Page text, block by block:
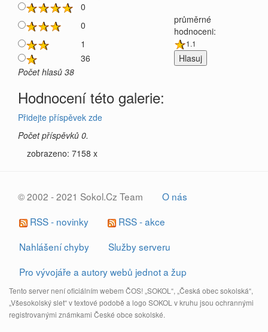
0
0
průměrné
hodnoceni:
1
1.1
36
Počet hlasů 38
Hodnocení této galerie:
Přidejte příspěvek zde
Počet příspěvků 0.
zobrazeno: 7158 x
© 2002 - 2021 Sokol.Cz Team
O nás
RSS - novinky
RSS - akce
Nahlášení chyby
Služby serveru
Pro vývojáře a autory webů jednot a žup
Tento server není oficiálním webem ČOS! „SOKOL“, „Česká obec sokolská“,
„Všesokolský slet“ v textové podobě a logo SOKOL v kruhu jsou ochrannými
registrovanými známkami České obce sokolské.